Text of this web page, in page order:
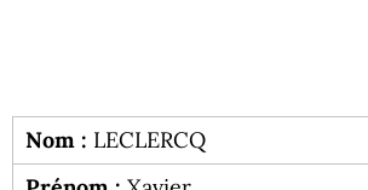
Nom : LECLERCQ